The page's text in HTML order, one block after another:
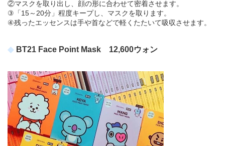
②マスクを取り出し、顔の形に合わせて密着させます。
③「15～20分」程度キープし、マスクを取ります。
④残ったエッセンスは手や首などで軽くたたいて吸収させます。
BT21 Face Point Mask 12,600ウォン